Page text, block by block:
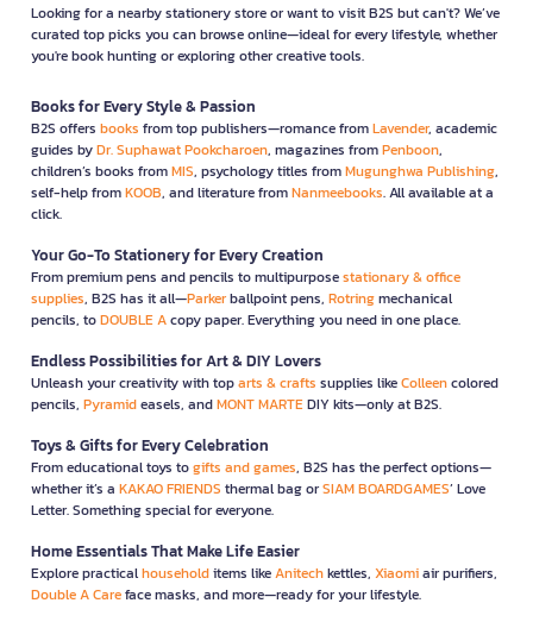
Looking for a nearby stationery store or want to visit B2S but can't? We’ve
curated top picks you can browse online—ideal for every lifestyle, whether
you're book hunting or exploring other creative tools.
Books for Every Style & Passion
B2S offers books from top publishers—romance fromLavender, academic
guides byDr. Suphawat Pookcharoen, magazines fromPenboon,
children’s books fromMIS, psychology titles fromMugunghwa Publishing,
self-help fromKOOB, and literature fromNanmeebooks. All available at a
click.
Your Go-To Stationery for Every Creation
From premium pens and pencils to multipurposestationary & office
supplies, B2S has it all—Parkerballpoint pens, Rotringmechanical
pencils, toDOUBLE Acopy paper. Everything you need in one place.
Endless Possibilities for Art & DIY Lovers
Unleash your creativity with toparts & crafts supplies likeColleencolored
pencils, Pyramideasels, andMONT MARTEDIY kits—only at B2S.
Toys & Gifts for Every Celebration
From educational toys togifts and games, B2S has the perfect options—
whether it’s a KAKAO FRIENDS thermal bag orSIAM BOARDGAMES’ Love
Letter. Something special for everyone.
Home Essentials That Make Life Easier
Explore practicalhouseholditems likeAnitechkettles, Xiaomiair purifiers,
Double A Careface masks, and more—ready for your lifestyle.